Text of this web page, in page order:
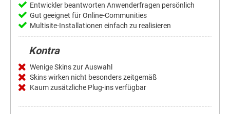
Entwickler beantworten Anwenderfragen persönlich
Gut geeignet für Online-Communities
Multisite-Installationen einfach zu realisieren
Kontra
Wenige Skins zur Auswahl
Skins wirken nicht besonders zeitgemäß
Kaum zusätzliche Plug-ins verfügbar